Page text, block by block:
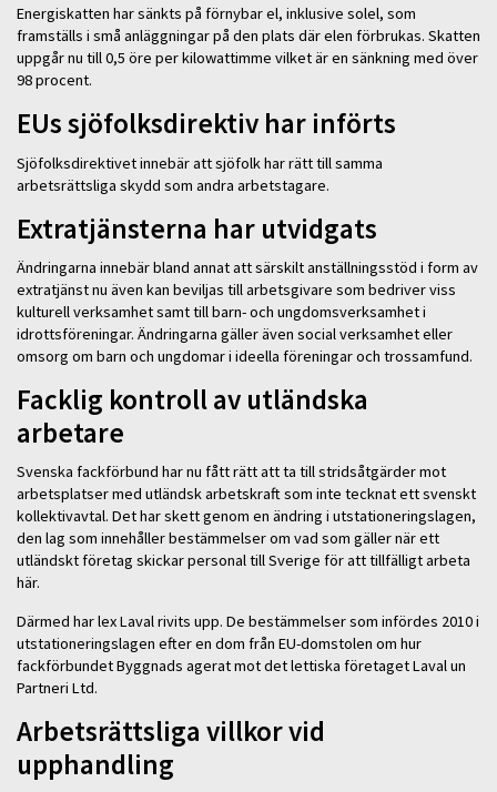
Energiskatten har sänkts på förnybar el, inklusive solel, som
framställs i små anläggningar på den plats där elen förbrukas. Skatten
uppgår nu till 0,5 öre per kilowattimme vilket är en sänkning med över
98 procent.
EUs sjöfolksdirektiv har införts
Sjöfolksdirektivet innebär att sjöfolk har rätt till samma
arbetsrättsliga skydd som andra arbetstagare.
Extratjänsterna har utvidgats
Ändringarna innebär bland annat att särskilt anställningsstöd i form av
extratjänst nu även kan beviljas till arbetsgivare som bedriver viss
kulturell verksamhet samt till barn- och ungdomsverksamhet i
idrottsföreningar. Ändringarna gäller även social verksamhet eller
omsorg om barn och ungdomar i ideella föreningar och trossamfund.
Facklig kontroll av utländska
arbetare
Svenska fackförbund har nu fått rätt att ta till stridsåtgärder mot
arbetsplatser med utländsk arbetskraft som inte tecknat ett svenskt
kollektivavtal. Det har skett genom en ändring i utstationeringslagen,
den lag som innehåller bestämmelser om vad som gäller när ett
utländskt företag skickar personal till Sverige för att tillfälligt arbeta
här.
Därmed har lex Laval rivits upp. De bestämmelser som infördes 2010 i
utstationeringslagen efter en dom från EU-domstolen om hur
fackförbundet Byggnads agerat mot det lettiska företaget Laval un
Partneri Ltd.
Arbetsrättsliga villkor vid
upphandling